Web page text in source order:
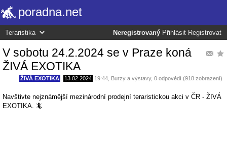
poradna.net
Neregistrovaný Přihlásit Registrovat
V sobotu 24.2.2024 se v Praze koná
ŽIVÁ EXOTIKA
ŽIVÁ EXOTIKA 13.02.2024 19:44 Burzy a výstavy, 0 odpovědí (918 zobrazení)
Navštivte nejznámější mezinárodní prodejní teraristickou akci v ČR - ŽIVÁ
EXOTIKA. 🦎